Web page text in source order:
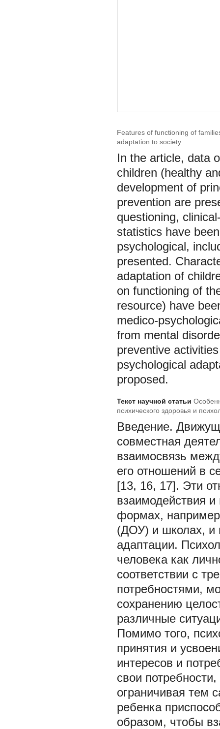
Features of functioning of
adaptation to society
In the article, data
children (healthy
development of
prevention are
questioning,
statistics have
psychological,
presented.
adaptation of
on functioning of
resource) have
medico-
from mental
preventive
psychological
proposed.
Текст научной статьи
психического здоровья и
Введение.
совместная
взаимосвязь
его отношений в
[13, 16, 17]. Эти
взаимодействия
формах,
(ДОУ) и школах, и
адаптации.
человека как
соответствии с
потребностями,
сохранению
различные
Помимо того,
принятия и
интересов и
свои
ограничивая тем
ребенка
образом, чтобы